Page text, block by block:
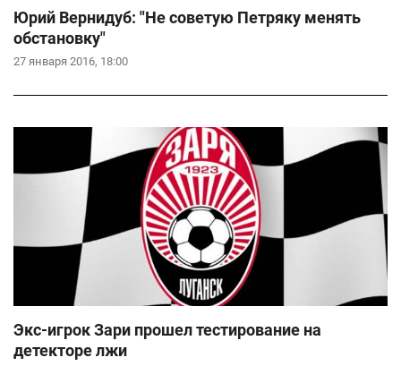
27 января 2016, 18:00
Юрий Вернидуб: "Не советую Петряку менять
обстановку"
Экс-игрок Зари прошел тестирование на
детекторе лжи